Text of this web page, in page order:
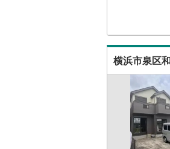
横浜市泉区
地下鉄